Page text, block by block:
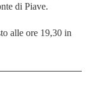
di Piave.
alle ore 19,30 in